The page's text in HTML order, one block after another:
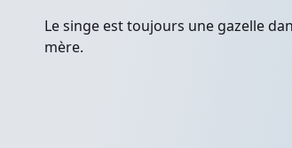
Le singe est toujours une gazelle
mère.